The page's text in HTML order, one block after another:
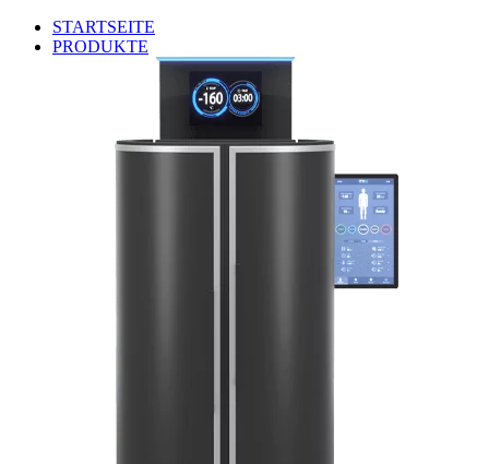
STARTSEITE
PRODUKTE